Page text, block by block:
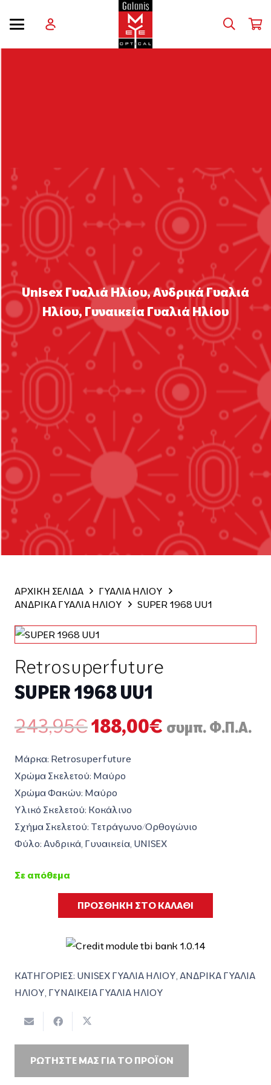
Unisex Γυαλιά Ηλίου,Ανδρικά Γυαλιά
Ηλίου, Γυναικεία Γυαλιά Ηλίου
ΑΡΧΙΚΗ ΣΕΛΙΔΑ
ΓΥΑΛΙΑ ΗΛΙΟΥ
ΑΝΔΡΙΚΑ ΓΥΑΛΙΑ ΗΛΙΟΥ
SUPER 1968 UU1
Retrosuperfuture
SUPER 1968 UU1
243,95€Original
price
was:
243,95€.
188,00€ Η
τρέχουσα
συμπ. Φ.Π.Α.
Μάρκα: Retrosuperfuture
Χρώμα Σκελετού: Μαύρο
Χρώμα Φακών: Μαύρο
Υλικό Σκελετού: Κοκάλινο
Σχήμα Σκελετού: Τετράγωνο/Ορθογώνιο
Φύλο: Ανδρικά, Γυναικεία, UNISEX
Σε απόθεμα
ΠΡΟΣΘΗΚΗ ΣΤΟ ΚΑΛΑΘΙ
ΚΑΤΗΓΟΡΙΕΣ: UNISEX ΓΥΑΛΙΑ ΗΛΙΟΥ ΑΝΔΡΙΚΑ ΓΥΑΛΙΑ
ΗΛΙΟΥ ΓΥΝΑΙΚΕΙΑ ΓΥΑΛΙΑ ΗΛΙΟΥ
ΡΩΤΗΣΤΕ ΜΑΣ ΓΙΑ ΤΟ ΠΡΟΪΟΝ